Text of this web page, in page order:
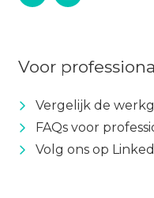
Voor
Vergelijk de
FAQs voor
Volg ons op